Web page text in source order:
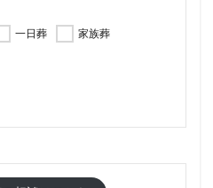
一日葬
家族葬